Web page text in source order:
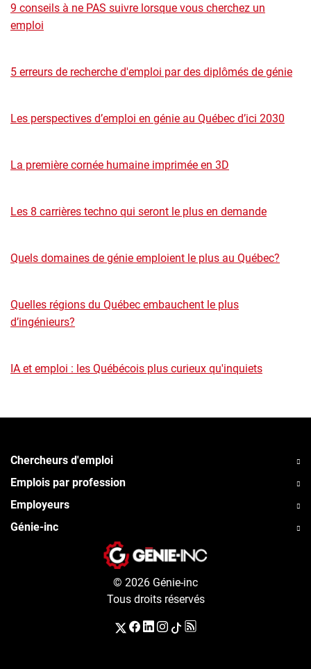
9 conseils à ne PAS suivre lorsque vous cherchez un
emploi
5 erreurs de recherche d'emploi par des diplômés de génie
Les perspectives d’emploi en génie au Québec d’ici 2030
La première cornée humaine imprimée en 3D
Les 8 carrières techno qui seront le plus en demande
Quels domaines de génie emploient le plus au Québec?
Quelles régions du Québec embauchent le plus
d’ingénieurs?
IA et emploi : les Québécois plus curieux qu'inquiets
Chercheurs d'emploi
Emplois par profession
Employeurs
Génie-inc
© 2026 Génie-inc
Tous droits réservés